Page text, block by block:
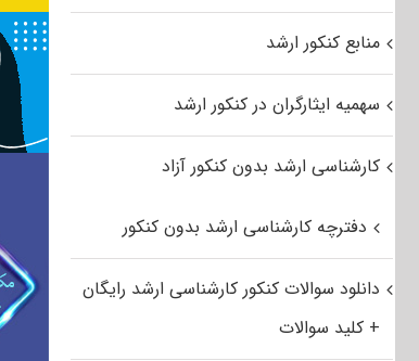
منابع کنکور ارشد
سهمیه ایثارگران در کنکور ارشد
کارشناسی ارشد بدون کنکور آزاد
دفترچه کارشناسی ارشد بدون کنکور
دانلود سوالات کنکور کارشناسی ارشد رایگان
+ کلید سوالات